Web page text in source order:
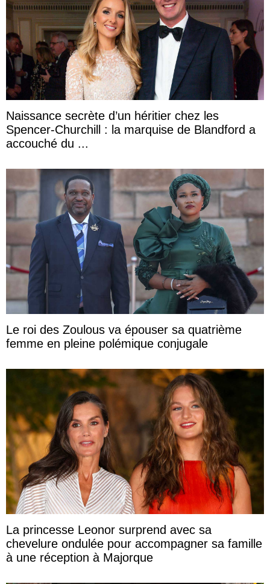
Naissance secrète d’un héritier chez les
Spencer-Churchill : la marquise de Blandford a
accouché du ...
Le roi des Zoulous va épouser sa quatrième
femme en pleine polémique conjugale
La princesse Leonor surprend avec sa
chevelure ondulée pour accompagner sa famille
à une réception à Majorque